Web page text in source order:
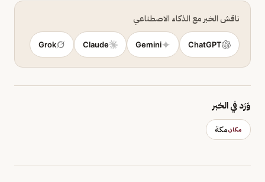
ناقش الخبر مع الذكاء الاصطناعي
ChatGPT
Gemini
Claude
Grok
وَرَد في الخبر
مكانمكة